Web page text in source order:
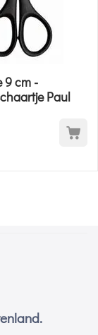
9 cm -
Paul